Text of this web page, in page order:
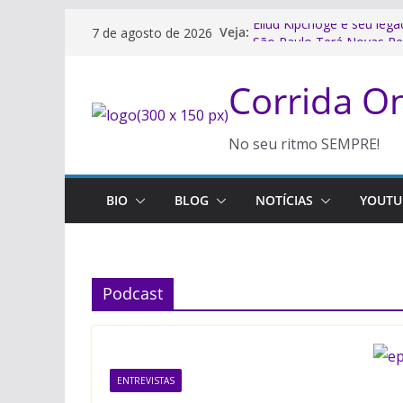
7 de agosto de 2026 Veja: Eliud Kipchoge e seu
A Meia Maratona em
Paulo
Corredores e Treinadores
2026
Corrida
No seu ritmo SEMPRE!
BIO BLOG NOTÍCIAS
Podcast
ENTREVISTAS